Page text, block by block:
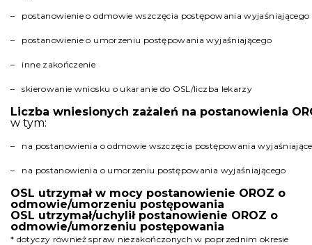
– postanowienie o odmowie wszczęcia postępowania wyjaśniającego
– postanowienie o umorzeniu postępowania wyjaśniającego
– inne zakończenie
– skierowanie wniosku o ukaranie do OSL/liczba lekarzy
Liczba wniesionych zażaleń na postanowienia
w tym:
– na postanowienia o odmowie wszczęcia postępowania
– na postanowienia o umorzeniu postępowania wyjaśniającego
OSL utrzymał w mocy postanowienie OROZ o
odmowie/umorzeniu postępowania
OSL utrzymał/uchylił postanowienie OROZ o
odmowie/umorzeniu postępowania
* dotyczy również spraw niezakończonych w poprzednim okresie